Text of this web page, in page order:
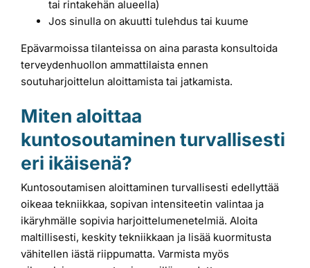
tai rintakehän alueella)
Jos sinulla on akuutti tulehdus tai kuume
Epävarmoissa tilanteissa on aina parasta konsultoida
terveydenhuollon ammattilaista ennen
soutuharjoittelun aloittamista tai jatkamista.
Miten aloittaa
kuntosoutaminen turvallisesti
eri ikäisenä?
Kuntosoutamisen aloittaminen turvallisesti edellyttää
oikeaa tekniikkaa, sopivan intensiteetin valintaa ja
ikäryhmälle sopivia harjoittelumenetelmiä. Aloita
maltillisesti, keskity tekniikkaan ja lisää kuormitusta
vähitellen iästä riippumatta. Varmista myös